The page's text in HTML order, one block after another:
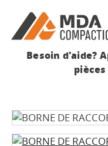
Besoin d'aide?